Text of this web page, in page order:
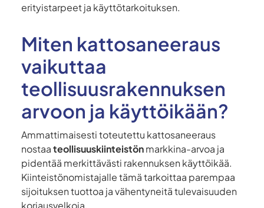
erityistarpeet ja käyttötarkoituksen.
Miten kattosaneeraus
vaikuttaa
teollisuusrakennuksen
arvoon ja käyttöikään?
Ammattimaisesti toteutettu kattosaneeraus
nostaateollisuuskiinteistönmarkkina-arvoa ja
pidentää merkittävästi rakennuksen käyttöikää.
Kiinteistönomistajalle tämä tarkoittaa parempaa
sijoituksen tuottoa ja vähentyneitä tulevaisuuden
korjausvelkoja.